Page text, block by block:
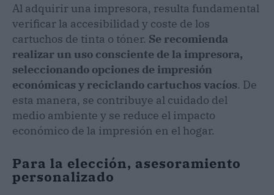
Al adquirir una impresora, resulta fundamental
verificar la accesibilidad y coste de los
cartuchos de tinta o tóner. Se recomienda
realizar un uso consciente de la impresora,
seleccionando opciones de impresión
económicas y reciclando cartuchos vacíos. De
esta manera, se contribuye al cuidado del
medio ambiente y se reduce el impacto
económico de la impresión en el hogar.
Para la elección, asesoramiento
personalizado